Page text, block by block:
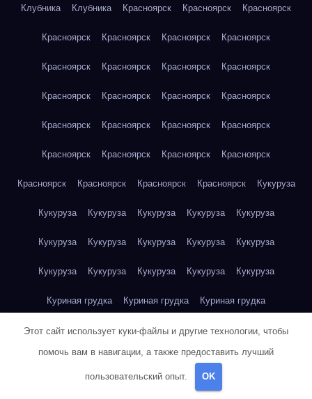
Клубника Клубника Красноярск Красноярск Красноярск
Красноярск Красноярск Красноярск Красноярск
Красноярск Красноярск Красноярск Красноярск
Красноярск Красноярск Красноярск Красноярск
Красноярск Красноярск Красноярск Красноярск
Красноярск Красноярск Красноярск Красноярск
Красноярск Красноярск Красноярск Красноярск Кукуруза
Кукуруза Кукуруза Кукуруза Кукуруза Кукуруза
Кукуруза Кукуруза Кукуруза Кукуруза Кукуруза
Кукуруза Кукуруза Кукуруза Кукуруза Кукуруза
Куриная грудка Куриная грудка Куриная грудка
Куриная грудка Куриная грудка Куриная грудка
Куриная грудка Куриная грудка
Куриное яйцо
Этот сайт использует куки-файлы и другие технологии, чтобы
помочь вам в навигации, а также предоставить лучший
пользовательский опыт. OK